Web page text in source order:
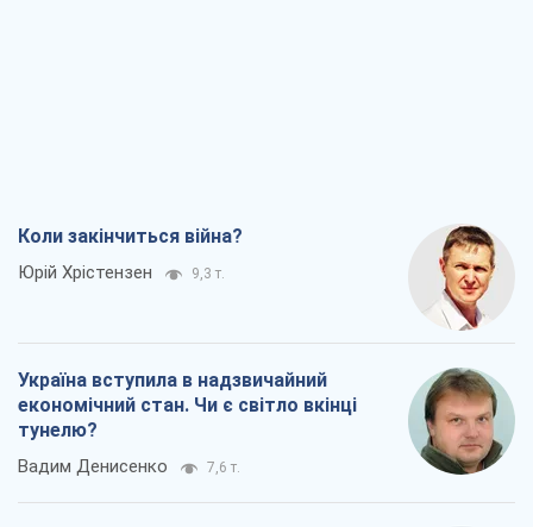
Коли закінчиться війна?
Юрій Хрістензен 9,3 т.
Україна вступила в надзвичайний
економічний стан. Чи є світло вкінці
тунелю?
Вадим Денисенко 7,6 т.